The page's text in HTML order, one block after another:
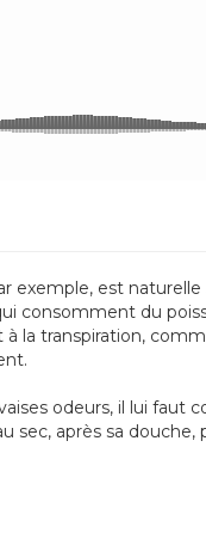
exemple, est
consomment du
la transpiration,
odeurs, il lui faut
après sa douche,